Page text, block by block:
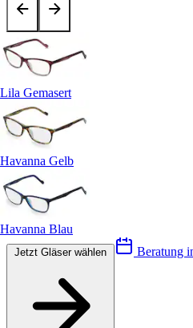
Lila Gemasert
Havanna Gelb
Havanna Blau
Beratung